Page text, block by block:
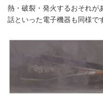
熱・破裂・発火するおそれが
話といった電子機器も同様で